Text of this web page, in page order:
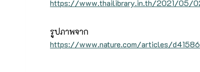
https://www.thailibrary.in.th/2021/05/
รูปภาพจาก
https://www.nature.com/articles/